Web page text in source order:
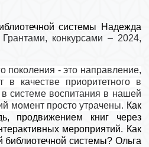
системы Надежда
Грантами, конкурсами – 2024,
поколения - это направление,
качестве приоритетного в
системе воспитания в нашей
момент просто утрачены. Как
продвижением книг через
мероприятий. Как
библиотечной системы? Ольга